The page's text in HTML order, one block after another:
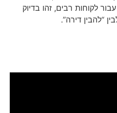
לקוחות רבים, זהו בדיוק
“להבין דירה”.